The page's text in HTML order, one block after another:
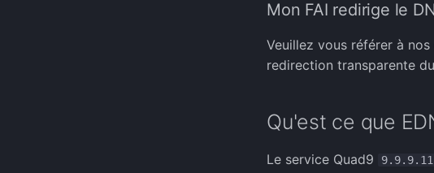
Mon FAI redirige le
Veuillez vous référer à
redirection transparente
Qu'est ce que
Le service Quad9 9.9.9.11